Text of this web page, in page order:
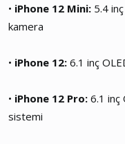
• iPhone 12 Mini: 5.4
kamera
• iPhone 12: 6.1 inç
• iPhone 12 Pro: 6.1 inç
sistemi